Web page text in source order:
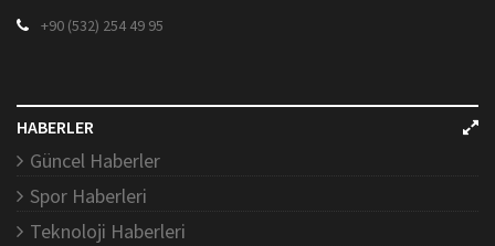
+90 (532) 254 49 95
HABERLER
Güncel Haberler
Spor Haberleri
Teknoloji Haberleri